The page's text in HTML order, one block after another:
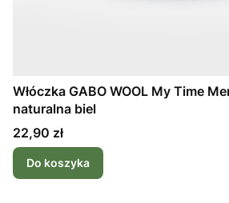
Włóczka GABO WOOL My Time
naturalna biel
Cena
22,90 zł
Do koszyka